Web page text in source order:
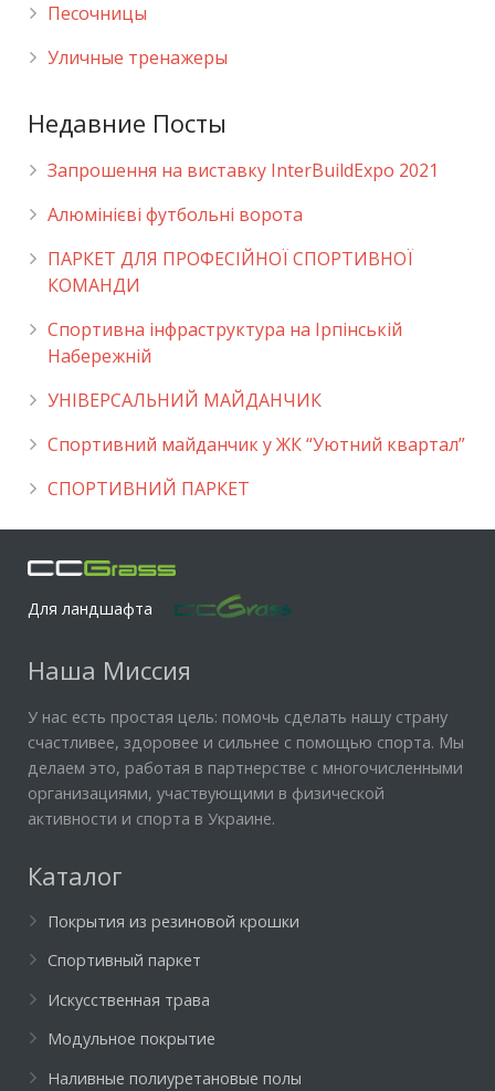
Песочницы
Уличные тренажеры
Недавние Посты
Запрошення на виставку InterBuildExpo 2021
Алюмінієві футбольні ворота
ПАРКЕТ ДЛЯ ПРОФЕСІЙНОЇ СПОРТИВНОЇ
КОМАНДИ
Спортивна інфраструктура на Ірпінській
Набережній
УНІВЕРСАЛЬНИЙ МАЙДАНЧИК
Cпортивний майданчик у ЖК “Уютний квартал”
СПОРТИВНИЙ ПАРКЕТ
Для ландшафта
Наша Миссия
У нас есть простая цель: помочь сделать нашу страну
счастливее, здоровее и сильнее с помощью спорта. Мы
делаем это, работая в партнерстве с многочисленными
организациями, участвующими в физической
активности и спорта в Украине.
Каталог
Покрытия из резиновой крошки
Спортивный паркет
Искусственная трава
Модульное покрытие
Наливные полиуретановые полы